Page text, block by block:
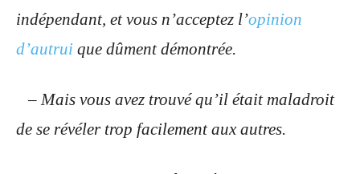
indépendant, et vous n’acceptez l’opinion
d’autrui que dûment démontrée.
– Mais vous avez trouvé qu’il était maladroit
de se révéler trop facilement aux autres.